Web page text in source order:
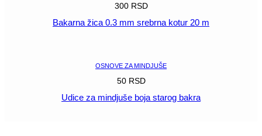
300 RSD
Bakarna žica 0.3 mm srebrna kotur 20 m
OSNOVE ZA MINDJUŠE
50 RSD
Udice za mindjuše boja starog bakra